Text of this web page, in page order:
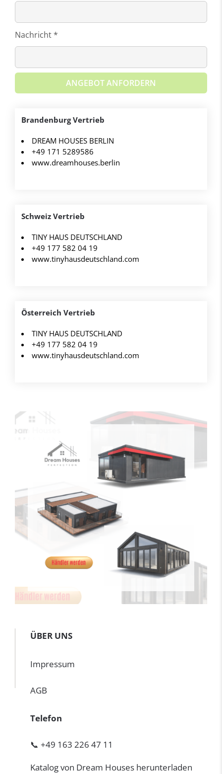
Nachricht *
ANGEBOT ANFORDERN
Brandenburg Vertrieb
DREAM HOUSES BERLIN
+49 171 5289586
www.dreamhouses.berlin
Schweiz Vertrieb
TINY HAUS DEUTSCHLAND
+49 177 582 04 19
www.tinyhausdeutschland.com
Österreich Vertrieb
TINY HAUS DEUTSCHLAND
+49 177 582 04 19
www.tinyhausdeutschland.com
ÜBER UNS
Impressum
AGB
Telefon
📞 +49 163 226 47 11
Katalog von Dream Houses herunterladen